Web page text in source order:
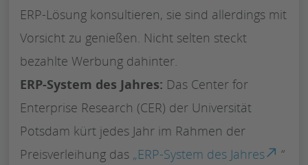
ERP-Lösung konsultieren, sie sind allerdings mit
Vorsicht zu genießen. Nicht selten steckt
bezahlte Werbung dahinter.
ERP-System des Jahres: Das Center for
Enterprise Research (CER) der Universität
Potsdam kürt jedes Jahr im Rahmen der
Preisverleihung das „ERP-System des Jahres
“